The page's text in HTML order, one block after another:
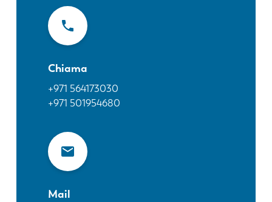
Chiama
+971 564173030
+971 501954680
Mail